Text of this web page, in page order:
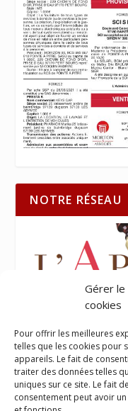
Gérer
cookies
Pour offrir les meilleures
telles que les cookies pour
appareils. Le fait de
traiter des données telles
uniques sur ce site. Le fait
consentement peut avoir
NOTRE RÉSEAU